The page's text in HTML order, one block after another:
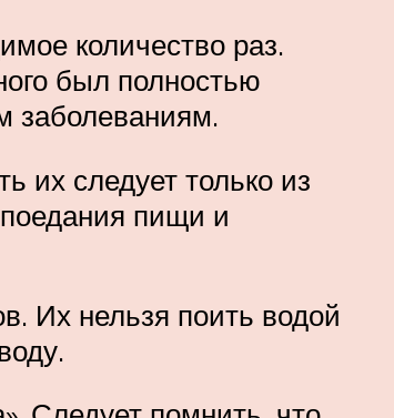
количество раз.
был полностью
заболеваниям.
их следует только из
пищи и
Их нельзя поить водой